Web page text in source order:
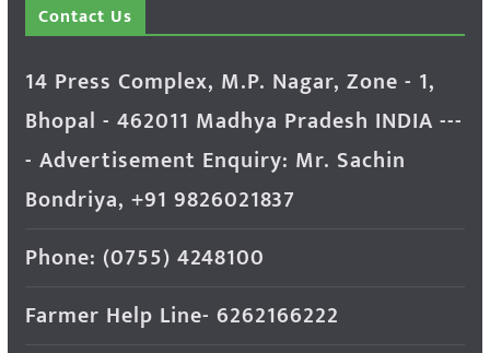
Contact Us
14 Press Complex, M.P. Nagar, Zone - 1,
Bhopal - 462011 Madhya Pradesh INDIA ---
- Advertisement Enquiry: Mr. Sachin
Bondriya, +91 9826021837
Phone: (0755) 4248100
Farmer Help Line- 6262166222